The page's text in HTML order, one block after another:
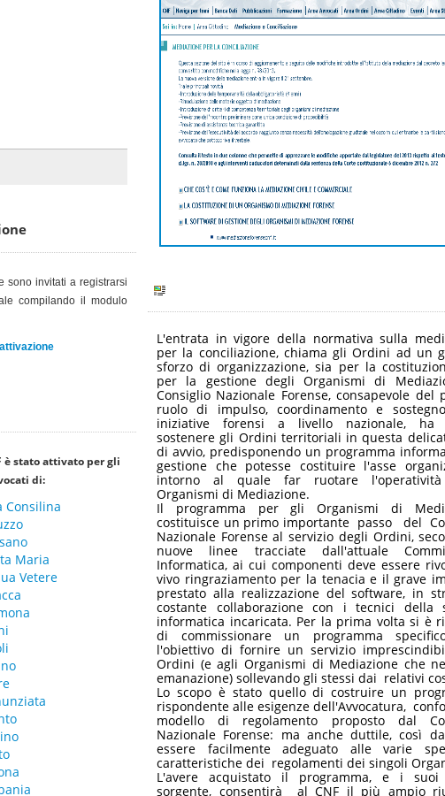
sono invitati a registrarsi
compilando il modulo
è stato attivato per gli
di:
Consilina
Maria
Vetere
L'entrata in vigore della normativa sulla
per la conciliazione, chiama gli Ordini ad un
sforzo di organizzazione, sia per la
per la gestione degli Organismi di
Consiglio Nazionale Forense, consapevole del
ruolo di impulso, coordinamento e
iniziative forensi a livello nazionale, ha
sostenere gli Ordini territoriali in questa
di avvio, predisponendo un programma
gestione che potesse costituire l'asse
intorno al quale far ruotare
Organismi di Mediazione.
Il programma per gli Organismi di
costituisce un primo importante passo del
Nazionale Forense al servizio degli Ordini,
nuove linee tracciate dall'attuale
Informatica, ai cui componenti deve essere
vivo ringraziamento per la tenacia e il grave
prestato alla realizzazione del software, in
costante collaborazione con i tecnici della
informatica incaricata. Per la prima volta si è
di commissionare un programma
l'obiettivo di fornire un servizio
Ordini (e agli Organismi di Mediazione che
emanazione) sollevando gli stessi dai relativi
Lo scopo è stato quello di costruire un
rispondente alle esigenze dell'Avvocatura,
modello di regolamento proposto dal
Nazionale Forense: ma anche duttile, così
essere facilmente adeguato alle varie
caratteristiche dei regolamenti dei singoli
L'avere acquistato il programma, e i suoi
sorgente, consentirà al CNF il più ampio